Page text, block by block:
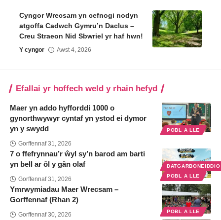
Cyngor Wrecsam yn cefnogi nodyn
atgoffa Cadwch Gymru’n Daclus –
Creu Straeon Nid Sbwriel yr haf hwn!
Y cyngor Awst 4, 2026
Efallai yr hoffech weld y rhain hefyd
POBL A LLE
Maer yn addo hyfforddi 1000 o
gynorthwywyr cyntaf yn ystod ei dymor
yn y swydd
Gorffennaf 31, 2026
POBL A LLE
7 o ffefrynnau’r ŵyl sy’n barod am barti
yn bell ar ôl y gân olaf
Gorffennaf 31, 2026
POBL A LLE
Ymrwymiadau Maer Wrecsam –
Gorffennaf (Rhan 2)
Gorffennaf 30, 2026